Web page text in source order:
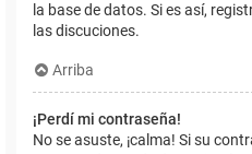
la base de datos. Si es así,
las discuciones.
Arriba
¡Perdí mi contraseña!
No se asuste, ¡calma! Si su